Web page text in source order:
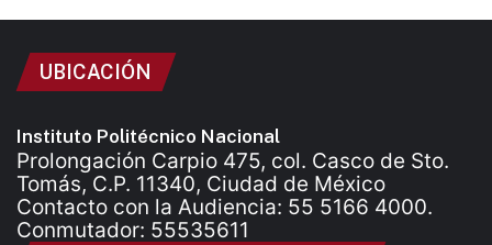
UBICACIÓN
Instituto Politécnico Nacional
Prolongación Carpio 475, col. Casco de Sto.
Tomás, C.P. 11340, Ciudad de México
Contacto con la Audiencia: 55 5166 4000.
Conmutador: 55535611